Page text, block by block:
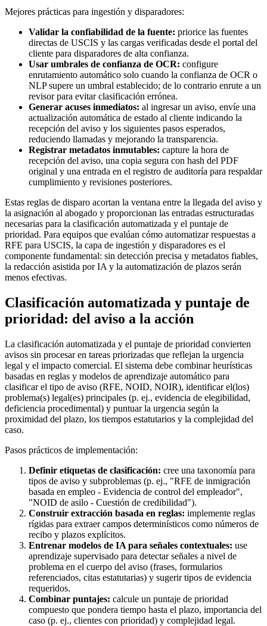
Mejores prácticas para ingestión y disparadores:
Validar la confiabilidad de la fuente: priorice las fuentes
directas de USCIS y las cargas verificadas desde el portal del
cliente para disparadores de alta confianza.
Usar umbrales de confianza de OCR: configure
enrutamiento automático solo cuando la confianza de OCR o
NLP supere un umbral establecido; de lo contrario enrute a un
revisor para evitar clasificación errónea.
Generar acuses inmediatos: al ingresar un aviso, envíe una
actualización automática de estado al cliente indicando la
recepción del aviso y los siguientes pasos esperados,
reduciendo llamadas y mejorando la transparencia.
Registrar metadatos inmutables: capture la hora de
recepción del aviso, una copia segura con hash del PDF
original y una entrada en el registro de auditoría para respaldar
cumplimiento y revisiones posteriores.
Estas reglas de disparo acortan la ventana entre la llegada del aviso y
la asignación al abogado y proporcionan las entradas estructuradas
necesarias para la clasificación automatizada y el puntaje de
prioridad. Para equipos que evalúan cómo automatizar respuestas a
RFE para USCIS, la capa de ingestión y disparadores es el
componente fundamental: sin detección precisa y metadatos fiables,
la redacción asistida por IA y la automatización de plazos serán
menos efectivas.
Clasificación automatizada y puntaje de
prioridad: del aviso a la acción
La clasificación automatizada y el puntaje de prioridad convierten
avisos sin procesar en tareas priorizadas que reflejan la urgencia
legal y el impacto comercial. El sistema debe combinar heurísticas
basadas en reglas y modelos de aprendizaje automático para
clasificar el tipo de aviso (RFE, NOID, NOIR), identificar el(los)
problema(s) legal(es) principales (p. ej., evidencia de elegibilidad,
deficiencia procedimental) y puntuar la urgencia según la
proximidad del plazo, los tiempos estatutarios y la complejidad del
caso.
Pasos prácticos de implementación:
Definir etiquetas de clasificación: cree una taxonomía para
tipos de aviso y subproblemas (p. ej., "RFE de inmigración
basada en empleo - Evidencia de control del empleador",
"NOID de asilo - Cuestión de credibilidad").
Construir extracción basada en reglas: implemente reglas
rígidas para extraer campos determinísticos como números de
recibo y plazos explícitos.
Entrenar modelos de IA para señales contextuales: use
aprendizaje supervisado para detectar señales a nivel de
problema en el cuerpo del aviso (frases, formularios
referenciados, citas estatutarias) y sugerir tipos de evidencia
requeridos.
Combinar puntajes: calcule un puntaje de prioridad
compuesto que pondera tiempo hasta el plazo, importancia del
caso (p. ej., clientes con prioridad) y complejidad legal.